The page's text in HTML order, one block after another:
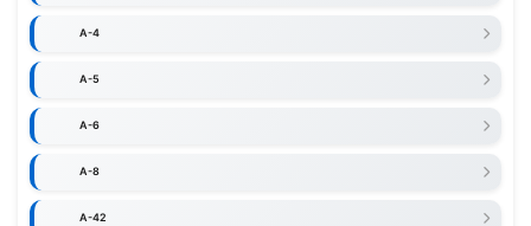
A-4
A-5
A-6
A-8
A-42